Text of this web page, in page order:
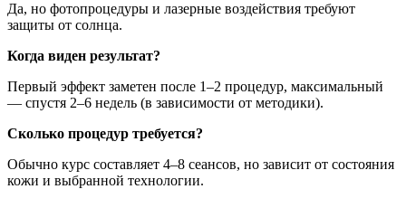
Да, но фотопроцедуры и лазерные воздействия требуют
защиты от солнца.
Когда виден результат?
Первый эффект заметен после 1–2 процедур, максимальный
— спустя 2–6 недель (в зависимости от методики).
Сколько процедур требуется?
Обычно курс составляет 4–8 сеансов, но зависит от состояния
кожи и выбранной технологии.